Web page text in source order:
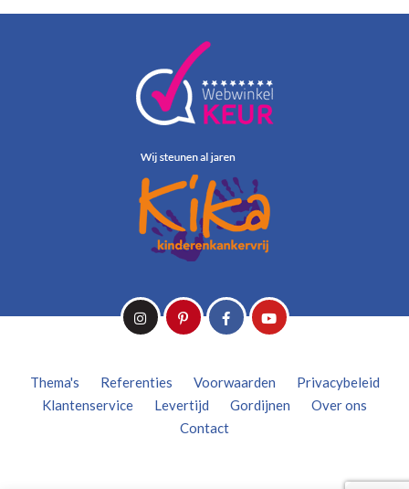
Thema's Referenties Voorwaarden
Privacybeleid
Klantenservice
Levertijd Gordijnen
Over ons
Contact